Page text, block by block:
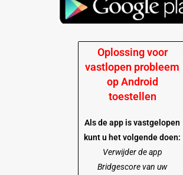
Oplossing voor
vastlopen probleem
op Android
toestellen
Als de app is vastgelopen
kunt u het volgende doen:
Verwijder de app
Bridgescore van uw